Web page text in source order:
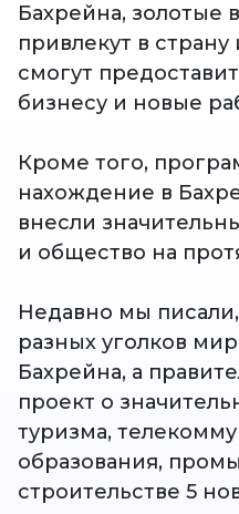
Бахрейна, золотые
привлекут в
смогут
бизнесу и новые
Кроме того,
нахождение в
внесли
и общество на
Недавно мы
разных уголков
Бахрейна, а
проект о
туризма,
образования,
строительстве 5